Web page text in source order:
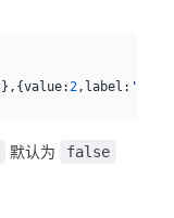
},{value: 2 ,label: '简单'
默认为 false